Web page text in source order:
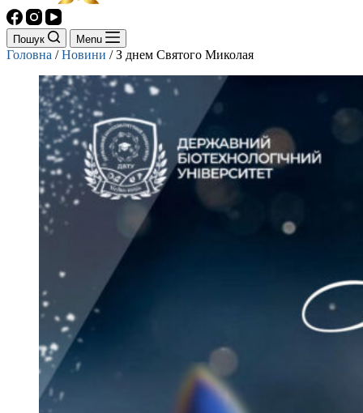
Пошук Menu
Головна /Новини /З днем Святого Миколая